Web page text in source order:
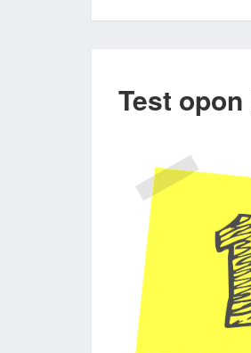
Test opon